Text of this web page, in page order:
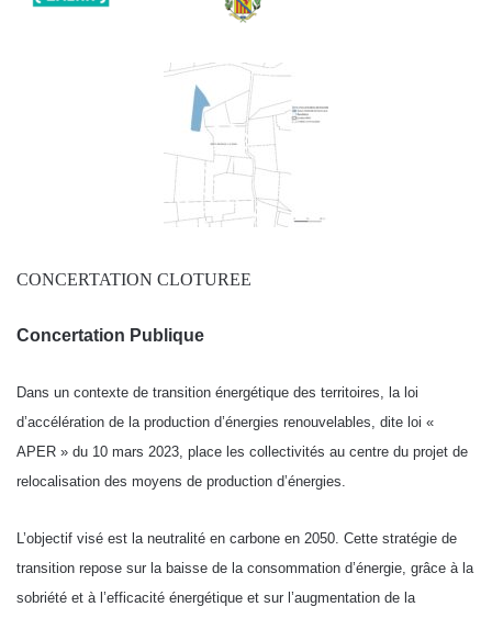
CONCERTATION CLOTUREE
Concertation Publique
Dans un contexte de transition énergétique des territoires, la loi
d’accélération de la production d’énergies renouvelables, dite loi «
APER » du 10 mars 2023, place les collectivités au centre du projet de
relocalisation des moyens de production d’énergies.
L’objectif visé est la neutralité en carbone en 2050. Cette stratégie de
transition repose sur la baisse de la consommation d’énergie, grâce à la
sobriété et à l’efficacité énergétique et sur l’augmentation de la